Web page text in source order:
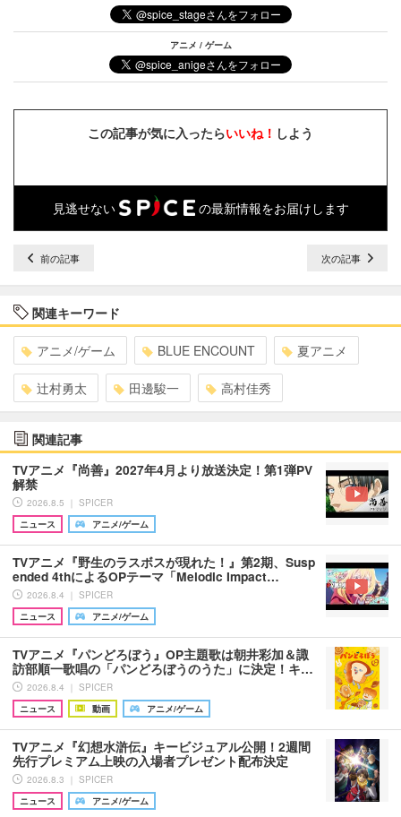
アニメ / ゲーム
この記事が気に入ったらいいね！ しよう
見逃せない の最新情報をお届けします
前の記事 次の記事
関連キーワード
アニメ/ゲーム BLUE ENCOUNT 夏アニメ
辻村勇太 田邊駿一 高村佳秀
関連記事
TVアニメ『尚善』2027年4月より放送決定！第1弾PV
解禁
2026.8.5 ｜ SPICER
ニュース
アニメ/ゲーム
TVアニメ『野生のラスボスが現れた！』第2期、Susp
ended 4thによるOPテーマ「Melodic Impact…
2026.8.4 ｜ SPICER
ニュース
アニメ/ゲーム
TVアニメ『パンどろぼう』OP主題歌は朝井彩加＆諏
訪部順一歌唱の「パンどろぼうのうた」に決定！キ…
2026.8.4 ｜ SPICER
ニュース
動画 アニメ/ゲーム
TVアニメ『幻想水滸伝』キービジュアル公開！2週間
先行プレミアム上映の入場者プレゼント配布決定
2026.8.3 ｜ SPICER
ニュース
アニメ/ゲーム